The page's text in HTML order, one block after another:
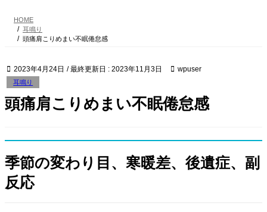
HOME
耳鳴り
頭痛肩こりめまい不眠倦怠感
2023年4月24日 / 最終更新日 : 2023年11月3日 wpuser
耳鳴り
頭痛肩こりめまい不眠倦怠感
季節の変わり目、寒暖差、後遺症、副
反応